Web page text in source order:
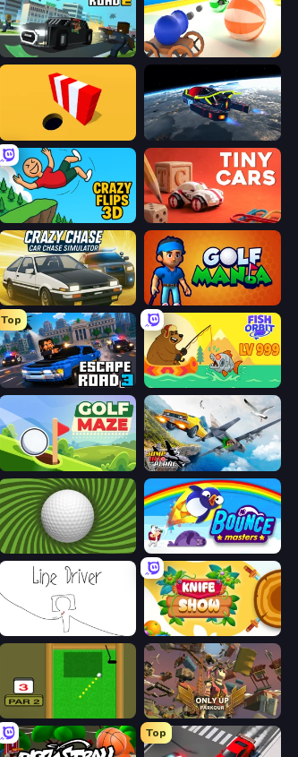
Escape Road 2 Ball Blaster
Color Hole Flying Wings HoverCraft
Crazy Flips 3D Tiny Cars
Crazy Chase - Car Chase Simulator Golf Mania
Top
Escape Road 3 Fish Orbit
Golf Maze Jump Into The Plane
The Speedy Golf Bouncemasters
Knife Show
Only Up: Parkour
Top